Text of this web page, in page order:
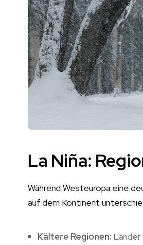
La Niña:
Während Westeuropa eine
auf dem Kontinent
Kältere Regionen: Länder